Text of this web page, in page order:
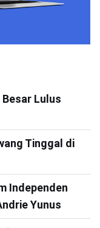
Lulus
Tinggal di
Independen
Yunus